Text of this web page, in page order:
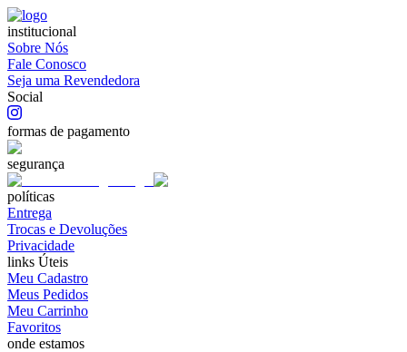
institucional
Sobre Nós
Fale Conosco
Seja uma Revendedora
Social
formas de pagamento
segurança
políticas
Entrega
Trocas e Devoluções
Privacidade
links Úteis
Meu Cadastro
Meus Pedidos
Meu Carrinho
Favoritos
onde estamos